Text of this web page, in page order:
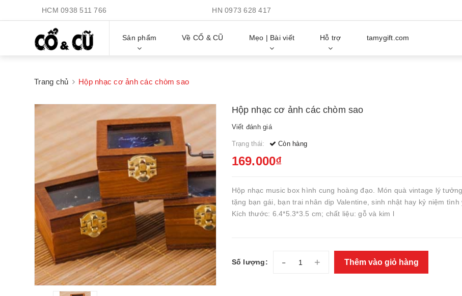
HCM 0938 511 766 HN0973 628 417
Sản phẩm Về CỔ & CŨ Mẹo | Bài viết Hỗ trợ tamygift.com
Trang chủ Hộp nhạc cơ ảnh các chòm sao
Hộp nhạc cơ ảnh các chòm sao
Viết đánh giá
Trạng thái: Còn hàng
169.000₫
Hộp nhạc music box hình cung hoàng đạo. Món quà vintage lý
tặng bạn gái, bạn trai nhân dịp Valentine, sinh nhật hay kỷ niệm tình
Kích thước: 6.4*5.3*3.5 cm; chất liệu: gỗ và kim l
Số lượng: - + Thêm vào giỏ hàng